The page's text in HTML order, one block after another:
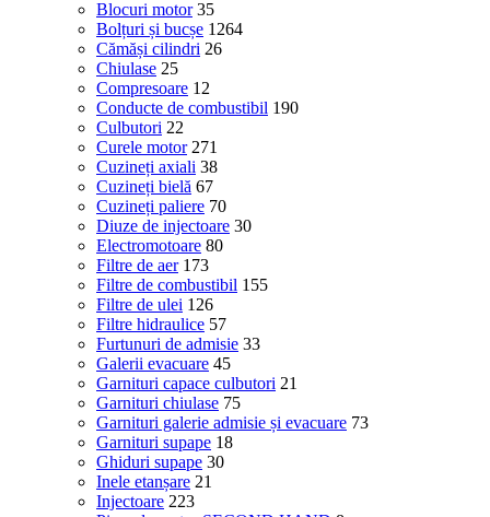
Blocuri motor 35
Bolțuri și bucșe 1264
Cămăși cilindri 26
Chiulase 25
Compresoare 12
Conducte de combustibil 190
Culbutori 22
Curele motor 271
Cuzineți axiali 38
Cuzineți bielă 67
Cuzineți paliere 70
Diuze de injectoare 30
Electromotoare 80
Filtre de aer 173
Filtre de combustibil 155
Filtre de ulei 126
Filtre hidraulice 57
Furtunuri de admisie 33
Galerii evacuare 45
Garnituri capace culbutori 21
Garnituri chiulase 75
Garnituri galerie admisie și evacuare 73
Garnituri supape 18
Ghiduri supape 30
Inele etanșare 21
Injectoare 223